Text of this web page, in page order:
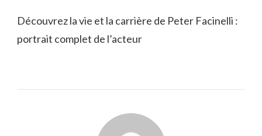
Découvrez la vie et la carrière de Peter Facinelli :
portrait complet de l’acteur